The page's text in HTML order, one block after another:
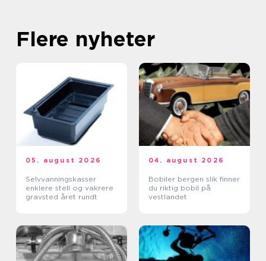
Flere nyheter
05. august 2026
Selvvanningskasser
enklere stell og vakrere
gravsted året rundt
04. august 2026
Bobiler bergen slik finner
du riktig bobil på
vestlandet